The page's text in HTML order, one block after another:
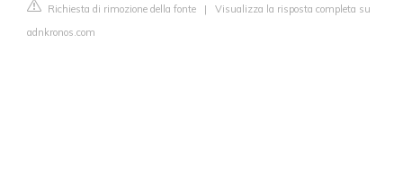
Richiesta di rimozione della fonte | Visualizza la risposta completa su
adnkronos.com